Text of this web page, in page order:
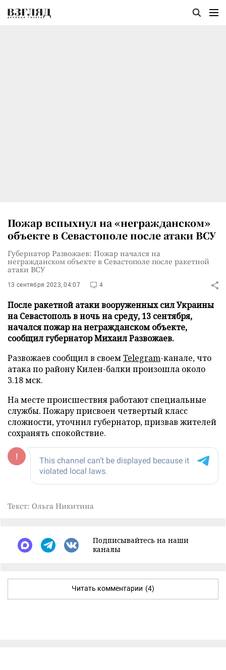
Пожар вспыхнул на «негражданском»
объекте в Севастополе после атаки ВСУ
Губернатор Развожаев: Пожар начался на
негражданском объекте в Севастополе после ракетной
атаки ВСУ
13 сентября 2023, 04:07 4
После ракетной атаки вооруженных сил Украины
на Севастополь в ночь на среду, 13 сентября,
начался пожар на негражданском объекте,
сообщил губернатор Михаил Развожаев.
Развожаев сообщил в своемTelegram-канале, что
атака по району Килен-балки произошла около
3.18 мск.
На месте происшествия работают специальные
службы. Пожару присвоен четвертый класс
сложности, уточнил губернатор, призвав жителей
сохранять спокойствие.
Текст: Ольга Никитина
Подписывайтесь на наши
каналы
Читать комментарии (4)